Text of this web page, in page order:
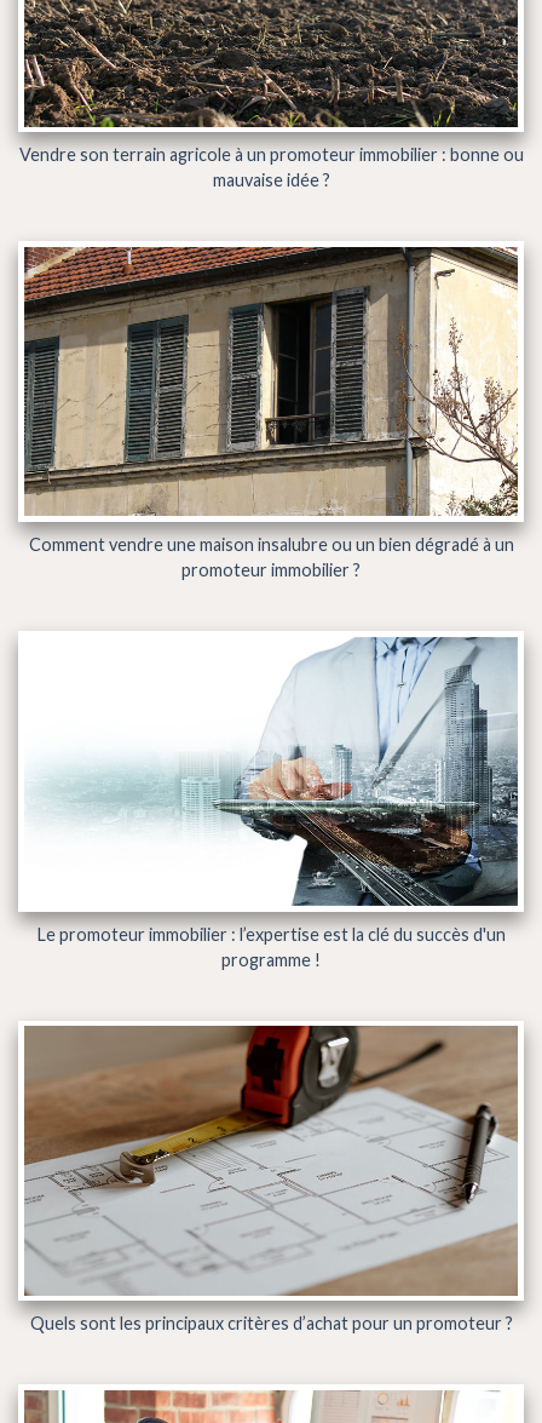
Vendre son terrain agricole à un promoteur immobilier : bonne ou
mauvaise idée ?
Comment vendre une maison insalubre ou un bien dégradé à un
promoteur immobilier ?
Le promoteur immobilier : l’expertise est la clé du succès d'un
programme !
Quels sont les principaux critères d’achat pour un promoteur ?